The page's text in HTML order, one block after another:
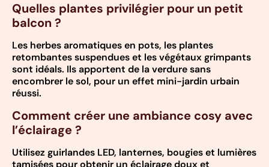
Quelles plantes privilégier pour un petit
balcon ?
Les herbes aromatiques en pots, les plantes
retombantes suspendues et les végétaux grimpants
sont idéals. Ils apportent de la verdure sans
encombrer le sol, pour un effet mini-jardin urbain
réussi.
Comment créer une ambiance cosy avec
l’éclairage ?
Utilisez guirlandes LED, lanternes, bougies et lumières
tamisées pour obtenir un éclairage doux et